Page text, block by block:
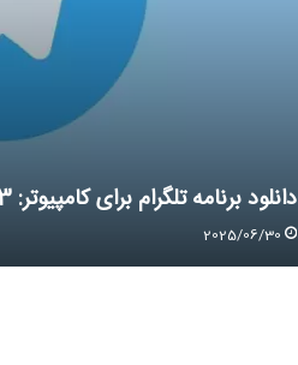
دانلود برنامه تلگرام برای کامپیوتر: Telegram v.6.9.3
2025/06/30